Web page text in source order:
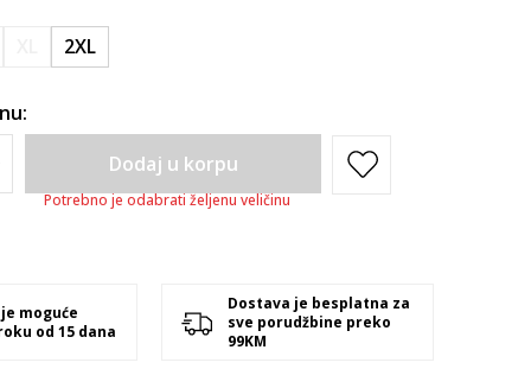
2XL
Dodaj u korpu
Potrebno je odabrati željenu veličinu
moguće
od 15 dana
Dostava je besplatna za
sve porudžbine preko
99KM